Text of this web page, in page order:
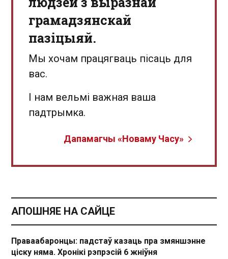
грамадзянскай
пазіцыяй.
Мы хочам працягваць пісаць для
вас.
І нам вельмі важная ваша
падтрымка.
Дапамагчы «Новаму Часу»
АПОШНЯЕ НА САЙЦЕ
Праваабаронцы: падстаў казаць пра змяншэнне
ціску няма. Хронікі рэпрэсій 6 жніўня